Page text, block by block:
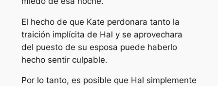
El hecho de que Kate perdonara tanto la
traición implícita de Hal y se aprovechara
del puesto de su esposa puede haberlo
hecho sentir culpable.
Por lo tanto, es posible que Hal simplemente